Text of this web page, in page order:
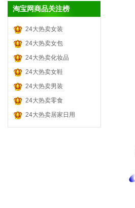
个 人 护 理
汽 车 用 品
尿 片 湿 巾
孕 产 护 肤
宝 宝 教 育
孕 妇 服 装
童 装 童 鞋
营 养 滋 补
茶 叶 茗 品
糖 果 零 食
肉 类 零 食
粮 油 干 货
进 口 零 食
图书杂志
门票旅游
淘宝网商品关注榜
24大热卖女装
24大热卖女包
24大热卖化妆品
24大热卖女鞋
24大热卖男装
24大热卖零食
24大热卖居家日用